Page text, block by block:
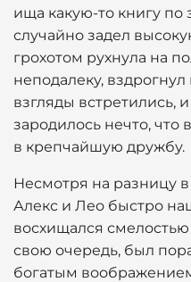
ища какую-то книгу по
случайно задел
грохотом рухнула на
неподалеку, вздрогнул
взгляды встретились,
зародилось нечто, что
в крепчайшую дружбу.
Несмотря на разницу в
Алекс и Лео быстро
восхищался
свою очередь, был
богатым